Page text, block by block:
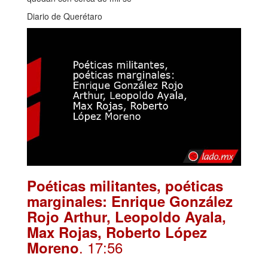
Diario de Querétaro
Poéticas militantes, poéticas
marginales: Enrique González
Rojo Arthur, Leopoldo Ayala,
Max Rojas, Roberto López
Moreno. 17:56